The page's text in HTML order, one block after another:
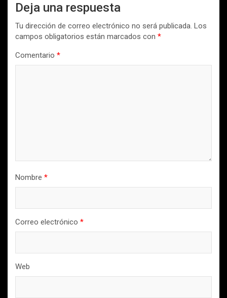
Deja una respuesta
Tu dirección de correo electrónico no será publicada. Los
campos obligatorios están marcados con *
Comentario *
Nombre *
Correo electrónico *
Web